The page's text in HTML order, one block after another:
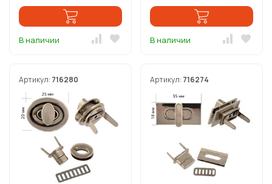
В наличии В наличии
Артикул: 716280 Артикул: 716274